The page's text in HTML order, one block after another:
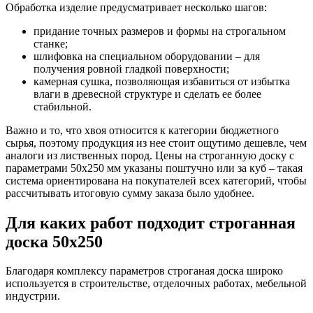
Обработка изделие предусматривает несколько шагов:
придание точных размеров и формы на строгальном
станке;
шлифовка на специальном оборудовании – для
получения ровной гладкой поверхности;
камерная сушка, позволяющая избавиться от избытка
влаги в древесной структуре и сделать ее более
стабильной.
Важно и то, что хвоя относится к категории бюджетного
сырья, поэтому продукция из нее стоит ощутимо дешевле, чем
аналоги из лиственных пород. Цены на строганную доску с
параметрами 50х250 мм указаны поштучно или за куб – такая
система ориентирована на покупателей всех категорий, чтобы
рассчитывать итоговую сумму заказа было удобнее.
Для каких работ подходит строганная
доска 50х250
Благодаря комплексу параметров строганая доска широко
используется в строительстве, отделочных работах, мебельной
индустрии.